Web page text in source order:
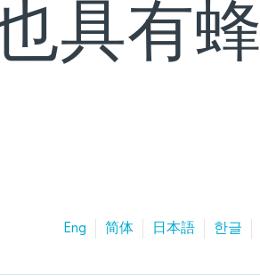
具有蜂
Eng 简体 日本語 한글